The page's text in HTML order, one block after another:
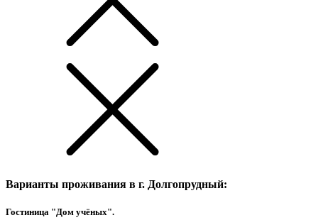
Варианты проживания в г. Долгопрудный:
Гостиница "Дом учёных".